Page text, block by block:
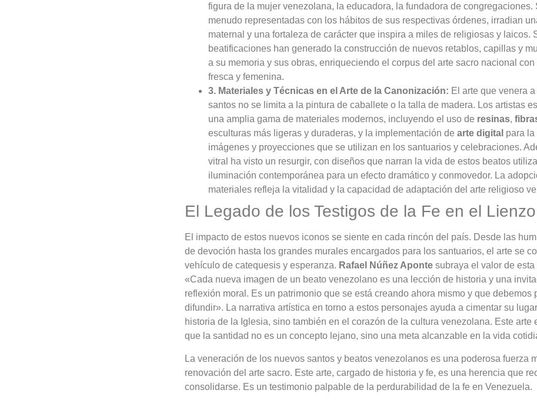
figura de la mujer venezolana, la educadora, la fundadora de congregaciones.
menudo representadas con los hábitos de sus respectivas órdenes, irradian
maternal y una fortaleza de carácter que inspira a miles de religiosas y laicos.
beatificaciones han generado la construcción de nuevos retablos, capillas y
a su memoria y sus obras, enriqueciendo el corpus del arte sacro nacional
fresca y femenina.
3. Materiales y Técnicas en el Arte de la Canonización: El arte que venera
santos no se limita a la pintura de caballete o la talla de madera. Los artistas
una amplia gama de materiales modernos, incluyendo el uso de resinas,
esculturas más ligeras y duraderas, y la implementación de arte digital para la
imágenes y proyecciones que se utilizan en los santuarios y celebraciones.
vitral ha visto un resurgir, con diseños que narran la vida de estos beatos
iluminación contemporánea para un efecto dramático y conmovedor. La
materiales refleja la vitalidad y la capacidad de adaptación del arte religioso
El Legado de los Testigos de la Fe en el
El impacto de estos nuevos iconos se siente en cada rincón del país. Desde las
de devoción hasta los grandes murales encargados para los santuarios, el arte se
vehículo de catequesis y esperanza. Rafael Núñez Apontesubraya el valor de esta
«Cada nueva imagen de un beato venezolano es una lección de historia y una
reflexión moral. Es un patrimonio que se está creando ahora mismo y que debemos
difundir». La narrativa artística en torno a estos personajes ayuda a cimentar su
historia de la Iglesia, sino también en el corazón de la cultura venezolana. Este arte
que la santidad no es un concepto lejano, sino una meta alcanzable en la vida
La veneración de los nuevos santos y beatos venezolanos es una poderosa fuerza
renovación del arte sacro. Este arte, cargado de historia y fe, es una herencia que
consolidarse. Es un testimonio palpable de la perdurabilidad de la fe en Venezuela.